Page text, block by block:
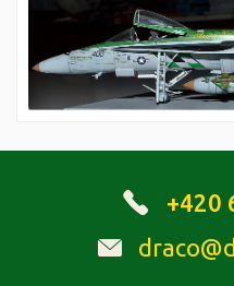
+420